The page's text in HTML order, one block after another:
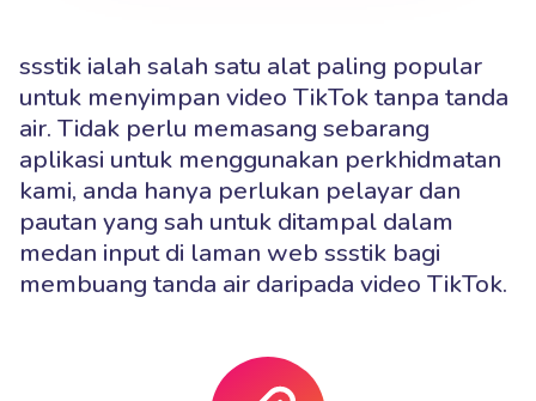
ssstik ialah salah satu alat paling popular
untuk menyimpan video TikTok tanpa tanda
air. Tidak perlu memasang sebarang
aplikasi untuk menggunakan perkhidmatan
kami, anda hanya perlukan pelayar dan
pautan yang sah untuk ditampal dalam
medan input di laman web ssstik bagi
membuang tanda air daripada video TikTok.